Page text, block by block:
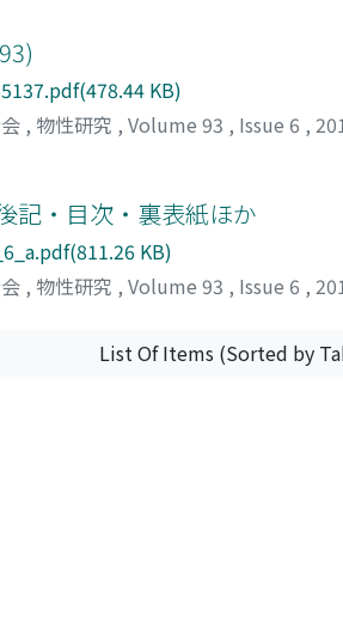
凍結は、液相にある物質の温度や
ガラス転移は所謂結晶化ではない。
が巨視的に発散する、非常に不思議
交通渋滞が起こるのか。そもそも、
が隠れいているのだろうか。この分
い。
KB)
, 物性研究 , Volume 93 , Issue 6 ,
記・目次・裏表紙ほか
KB)
, 物性研究 , Volume 93 , Issue 6 ,
List Of Items (Sorted by